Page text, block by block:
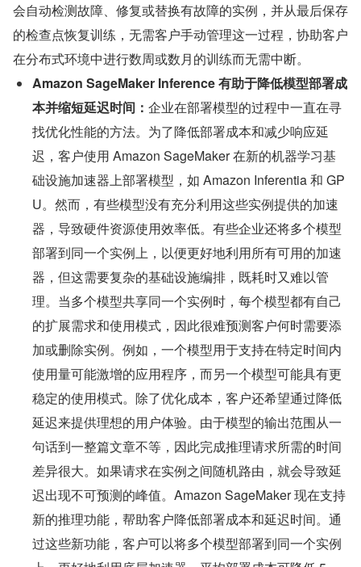
会自动检测故障、修复或替换有故障的实例，并从最后保存
的检查点恢复训练，无需客户手动管理这一过程，协助客户
在分布式环境中进行数周或数月的训练而无需中断。
Amazon SageMaker Inference 有助于降低模型部署成
本并缩短延迟时间： 企业在部署模型的过程中一直在寻
找优化性能的方法。为了降低部署成本和减少响应延
迟，客户使用 Amazon SageMaker 在新的机器学习基
础设施加速器上部署模型，如 Amazon Inferentia 和 GP
U。然而，有些模型没有充分利用这些实例提供的加速
器，导致硬件资源使用效率低。有些企业还将多个模型
部署到同一个实例上，以便更好地利用所有可用的加速
器，但这需要复杂的基础设施编排，既耗时又难以管
理。当多个模型共享同一个实例时，每个模型都有自己
的扩展需求和使用模式，因此很难预测客户何时需要添
加或删除实例。例如，一个模型用于支持在特定时间内
使用量可能激增的应用程序，而另一个模型可能具有更
稳定的使用模式。除了优化成本，客户还希望通过降低
延迟来提供理想的用户体验。由于模型的输出范围从一
句话到一整篇文章不等，因此完成推理请求所需的时间
差异很大。如果请求在实例之间随机路由，就会导致延
迟出现不可预测的峰值。Amazon SageMaker 现在支持
新的推理功能，帮助客户降低部署成本和延迟时间。通
过这些新功能，客户可以将多个模型部署到同一个实例